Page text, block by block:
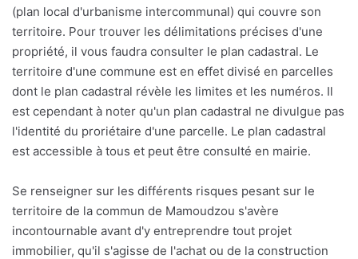
(plan local d'urbanisme intercommunal) qui couvre son
territoire. Pour trouver les délimitations précises d'une
propriété, il vous faudra consulter le plan cadastral. Le
territoire d'une commune est en effet divisé en parcelles
dont le plan cadastral révèle les limites et les numéros. Il
est cependant à noter qu'un plan cadastral ne divulgue pas
l'identité du proriétaire d'une parcelle. Le plan cadastral
est accessible à tous et peut être consulté en mairie.
Se renseigner sur les différents risques pesant sur le
territoire de la commun de Mamoudzou s'avère
incontournable avant d'y entreprendre tout projet
immobilier, qu'il s'agisse de l'achat ou de la construction